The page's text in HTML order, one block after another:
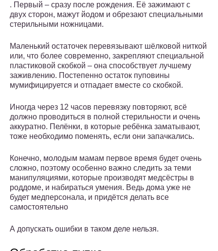
. Первый – сразу после рождения. Её зажимают с
двух сторон, мажут йодом и обрезают специальными
стерильными ножницами.
Маленький остаточек перевязывают шёлковой ниткой
или, что более современно, закрепляют специальной
пластиковой скобкой – она способствует лучшему
заживлению. Постепенно остаток пуповины
мумифицируется и отпадает вместе со скобкой.
Иногда через 12 часов перевязку повторяют, всё
должно проводиться в полной стерильности и очень
аккуратно. Пелёнки, в которые ребёнка заматывают,
тоже необходимо поменять, если они запачкались.
Конечно, молодым мамам первое время будет очень
сложно, поэтому особенно важно следить за теми
манипуляциями, которые производят медсёстры в
роддоме, и набираться умения. Ведь дома уже не
будет медперсонала, и придётся делать все
самостоятельно
А допускать ошибки в таком деле нельзя.